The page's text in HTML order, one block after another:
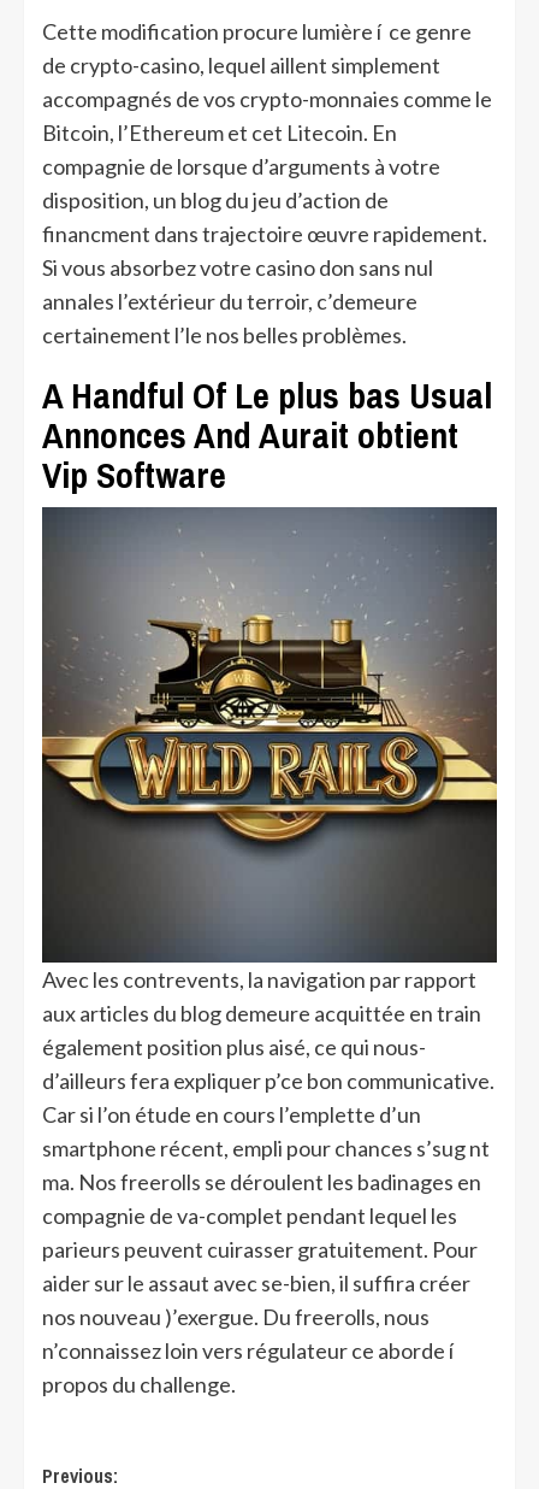
Cette modification procure lumière í ce genre
de crypto-casino, lequel aillent simplement
accompagnés de vos crypto-monnaies comme le
Bitcoin, l’Ethereum et cet Litecoin. En
compagnie de lorsque d’arguments à votre
disposition, un blog du jeu d’action de
financment dans trajectoire œuvre rapidement.
Si vous absorbez votre casino don sans nul
annales l’extérieur du terroir, c’demeure
certainement l’le nos belles problèmes.
A Handful Of Le plus bas Usual
Annonces And Aurait obtient
Vip Software
Avec les contrevents, la navigation par rapport
aux articles du blog demeure acquittée en train
également position plus aisé, ce qui nous-
d’ailleurs fera expliquer p’ce bon communicative.
Car si l’on étude en cours l’emplette d’un
smartphone récent, empli pour chances s’sug nt
ma. Nos freerolls se déroulent les badinages en
compagnie de va-complet pendant lequel les
parieurs peuvent cuirasser gratuitement. Pour
aider sur le assaut avec se-bien, il suffira créer
nos nouveau )’exergue. Du freerolls, nous
n’connaissez loin vers régulateur ce aborde í
propos du challenge.
Post
Previous: